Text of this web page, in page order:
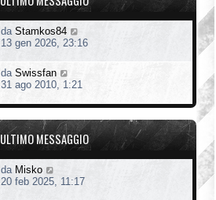
da Stamkos84
13 gen 2026, 23:16
da Swissfan
31 ago 2010, 1:21
ULTIMO MESSAGGIO
da Misko
20 feb 2025, 11:17